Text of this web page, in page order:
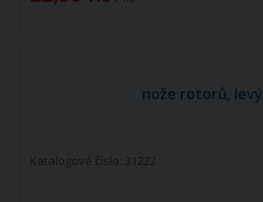
nože rotorů, levý
Katalogové číslo: 31222